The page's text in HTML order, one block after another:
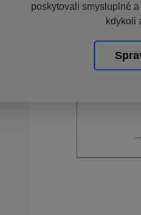
poskytovali smysluplné
kdykoli